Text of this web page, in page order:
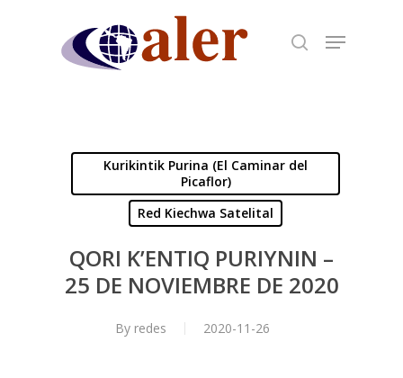
Kurikintik Purina (El Caminar del
Picaflor)
Red Kiechwa Satelital
QORI K’ENTIQ PURIYNIN –
25 DE NOVIEMBRE DE 2020
By redes 2020-11-26